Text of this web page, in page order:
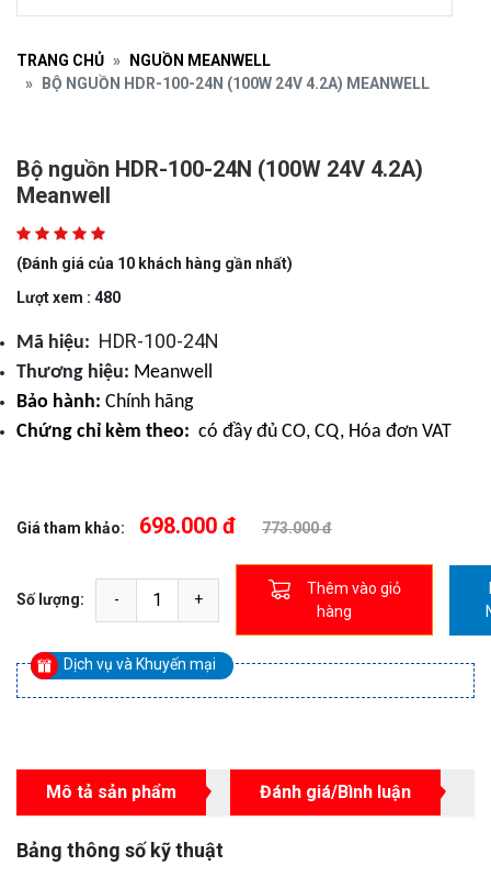
TRANG CHỦ
NGUỒN MEANWELL
BỘ NGUỒN HDR-100-24N (100W 24V 4.2A) MEANWELL
Bộ nguồn HDR-100-24N (100W 24V 4.2A)
Meanwell
(Đánh giá của 10 khách hàng gần nhất)
Lượt xem : 480
Mã hiệu: HDR-100-24N
Thương hiệu: Meanwell
Bảo hành: Chính hãng
Chứng chỉ kèm theo: có đầy đủ CO, CQ, Hóa đơn VAT
Giá tham khảo: 698.000 đ 773.000 đ
Số lượng:
Thêm vào giỏ
hàng
Dịch vụ và Khuyến mại
Mô tả sản phẩm Đánh giá/Bình luận
Bảng thông số kỹ thuật